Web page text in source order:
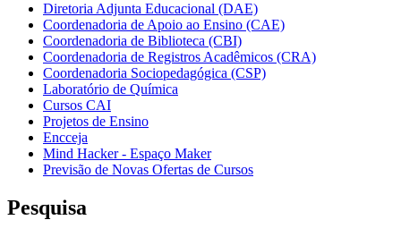
Diretoria Adjunta Educacional (DAE)
Coordenadoria de Apoio ao Ensino (CAE)
Coordenadoria de Biblioteca (CBI)
Coordenadoria de Registros Acadêmicos (CRA)
Coordenadoria Sociopedagógica (CSP)
Laboratório de Química
Cursos CAI
Projetos de Ensino
Encceja
Mind Hacker - Espaço Maker
Previsão de Novas Ofertas de Cursos
Pesquisa